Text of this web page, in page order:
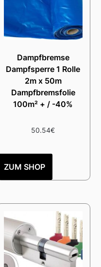
Dampfbremse
Dampfsperre 1 Rolle
2m x 50m
Dampfbremsfolie
100m² + / -40%
50.54€
ZUM SHOP